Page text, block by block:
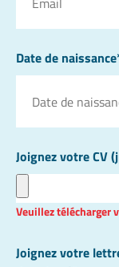
Date de
Joignez votre CV
Veuillez télécharger
Joignez votre